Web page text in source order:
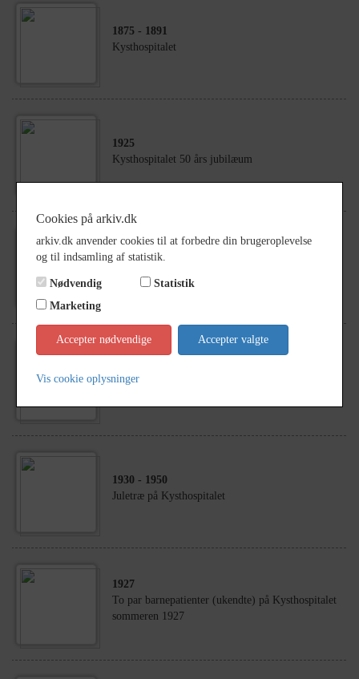
1875 - 1891
Kysthospitalet
1925
Kysthospitalet 50 års jubilæum
1925- 1933
Kysthospitalet.
1930 - 1950
Juletræ på Kysthospitalet
1927
To par barnepatienter (ukendte) på Kysthospitalet
sommeren 1927
Cookies på arkiv.dk
arkiv.dk anvender cookies til at forbedre din brugeroplevelse
og til indsamling af statistik.
Nødvendig
Statistik
Marketing
Accepter nødvendige Accepter valgte
Vis cookie oplysninger